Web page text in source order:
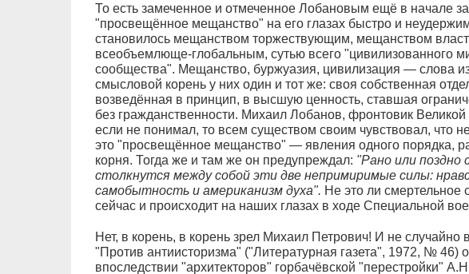
То есть замеченное и отмеченное Лобановым ещё в начале
"просвещённое мещанство" на его глазах быстро и
становилось мещанством торжествующим, мещанством
всеобъемлюще-глобальным, сутью всего "цивилизованного
сообщества". Мещанство, буржуазия, цивилизация — слова
смысловой корень у них один и тот же: своя собственная
возведённая в принцип, в высшую ценность, ставшая
без гражданственности. Михаил Лобанов, фронтовик Великой
если не понимал, то всем существом своим чувствовал, что
это "просвещённое мещанство" — явления одного порядка,
корня. Тогда же и там же он предупреждал: "Рано или поздно
столкнутся между собой эти две непримиримые силы:
самобытность и американизм духа". Не это ли смертельное
сейчас и происходит на наших глазах в ходе Специальной
Нет, в корень, в корень зрел Михаил Петрович! И не случайно
"Против антиисторизма" ("Литературная газета", 1972, № 46)
впоследствии "архитекторов" горбачёвской "перестройки"